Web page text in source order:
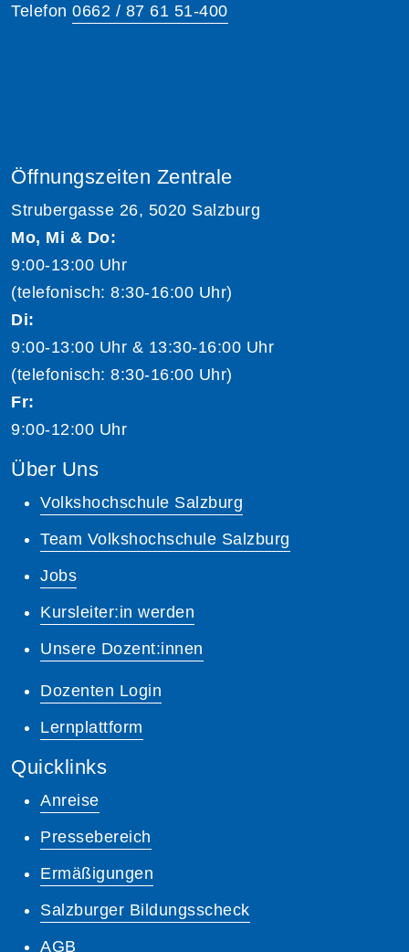
Telefon 0662 / 87 61 51-400
Öffnungszeiten Zentrale
Strubergasse 26, 5020 Salzburg
Mo, Mi & Do:
9:00-13:00 Uhr
(telefonisch: 8:30-16:00 Uhr)
Di:
9:00-13:00 Uhr & 13:30-16:00 Uhr
(telefonisch: 8:30-16:00 Uhr)
Fr:
9:00-12:00 Uhr
Über Uns
Volkshochschule Salzburg
Team Volkshochschule Salzburg
Jobs
Kursleiter:in werden
Unsere Dozent:innen
Dozenten Login
Lernplattform
Quicklinks
Anreise
Pressebereich
Ermäßigungen
Salzburger Bildungsscheck
AGB